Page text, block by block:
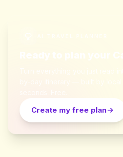
Create my free plan